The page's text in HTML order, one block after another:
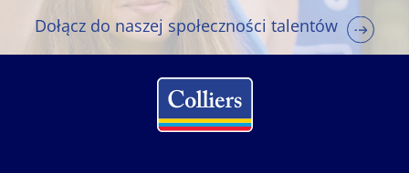
Dołącz do naszej społeczności talentów